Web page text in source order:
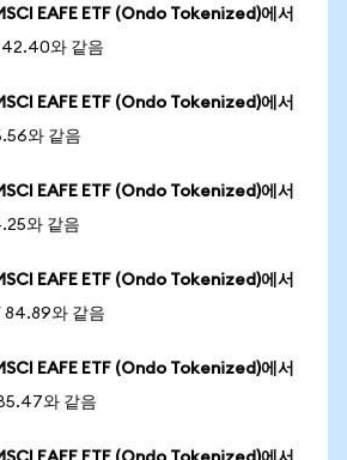
EAFE ETF (Ondo Tokenized)에서
와 같음
EAFE ETF (Ondo Tokenized)에서
와 같음
EAFE ETF (Ondo Tokenized)에서
와 같음
EAFE ETF (Ondo Tokenized)에서
84.89와 같음
EAFE ETF (Ondo Tokenized)에서
와 같음